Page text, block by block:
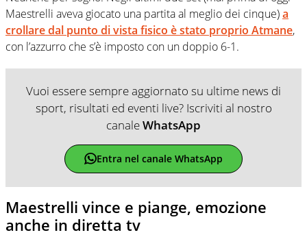
Maestrelli aveva giocato una partita al meglio dei cinque)a
crollare dal punto di vista fisico è stato proprio Atmane,
con l’azzurro che s’è imposto con un doppio 6-1.
Vuoi essere sempre aggiornato su ultime news di
sport, risultati ed eventi live? Iscriviti al nostro
canaleWhatsApp
Entra nel canale WhatsApp
Maestrelli vince e piange, emozione
anche in diretta tv